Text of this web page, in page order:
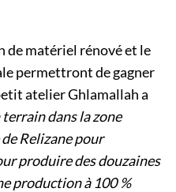
de matériel rénové et le
permettront de gagner
atelier Ghlamallah a
terrain dans la zone
Relizane pour
produire des douzaines
production à 100 %